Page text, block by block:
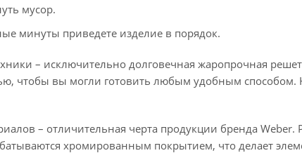
мусор.
минуты приведете изделие в порядок.
– исключительно долговечная жаропрочная
чтобы вы могли готовить любым удобным способом.
– отличительная черта продукции бренда
хромированным покрытием, что делает